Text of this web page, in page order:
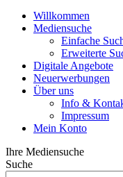
Willkommen
Mediensuche
Einfache
Erweiterte
Digitale Angebote
Neuerwerbungen
Über uns
Info &
Impressum
Mein Konto
Ihre Mediensuche
Suche